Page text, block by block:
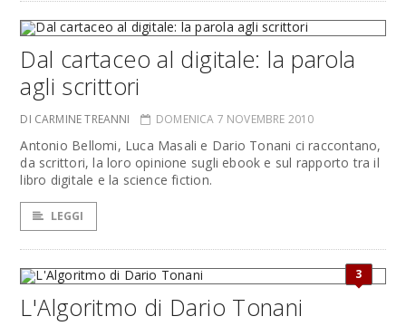
Dal cartaceo al digitale: la parola
agli scrittori
DI CARMINE TREANNI DOMENICA 7 NOVEMBRE 2010
Antonio Bellomi, Luca Masali e Dario Tonani ci raccontano,
da scrittori, la loro opinione sugli ebook e sul rapporto tra il
libro digitale e la science fiction.
LEGGI
3
L'Algoritmo di Dario Tonani